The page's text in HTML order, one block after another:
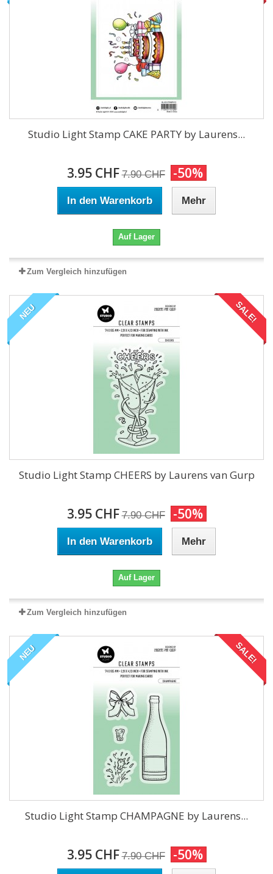
Studio Light Stamp CAKE PARTY by Laurens...
3.95 CHF 7.90 CHF -50%
In den Warenkorb Mehr
Auf Lager
Zum Vergleich hinzufügen
NEU SALE!
Studio Light Stamp CHEERS by Laurens van Gurp
3.95 CHF 7.90 CHF -50%
In den Warenkorb Mehr
Auf Lager
Zum Vergleich hinzufügen
NEU SALE!
Studio Light Stamp CHAMPAGNE by Laurens...
3.95 CHF 7.90 CHF -50%